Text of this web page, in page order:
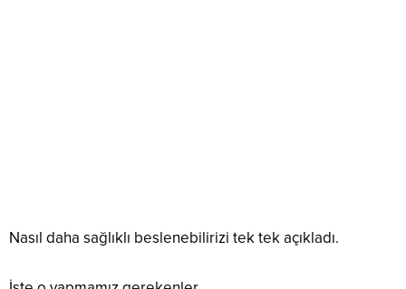
Nasıl daha sağlıklı beslenebilirizi tek tek açıkladı.